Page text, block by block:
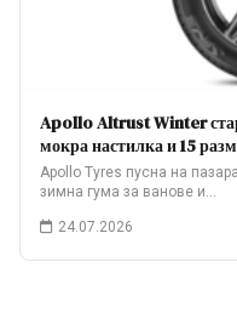
Apollo Altrust Winter
мокра настилка и 15
Apollo Tyres пусна на
зимна гума за ванове и…
24.07.2026